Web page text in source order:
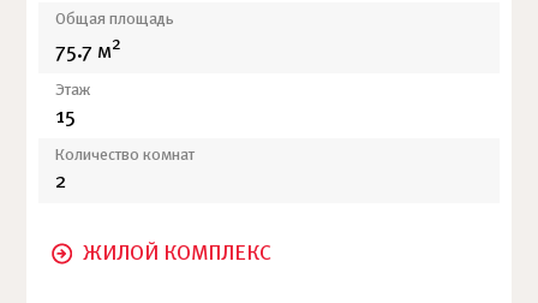
Общая площадь
75.7 м2
Этаж
15
Количество комнат
2
ЖИЛОЙ КОМПЛЕКС